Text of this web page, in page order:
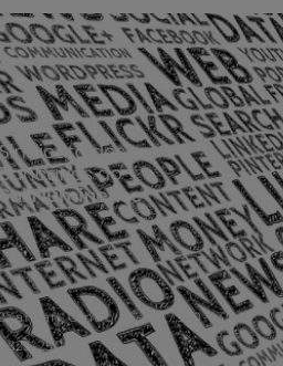
andar), Centro - Cep: 27.330-030
2500